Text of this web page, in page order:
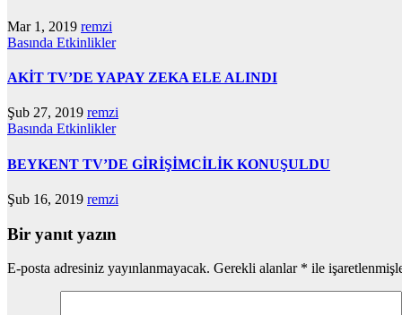
Mar 1, 2019 remzi
Basında Etkinlikler
AKİT TV’DE YAPAY ZEKA ELE ALINDI
Şub 27, 2019 remzi
Basında Etkinlikler
BEYKENT TV’DE GİRİŞİMCİLİK KONUŞULDU
Şub 16, 2019 remzi
Bir yanıt yazın
E-posta adresiniz yayınlanmayacak. Gerekli alanlar * ile